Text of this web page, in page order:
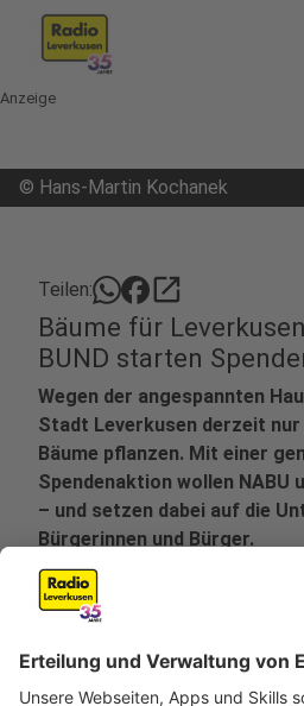
Anzeige
© Hans-Martin Kochanek
Teilen: open_in_new
Bäume für
BUND starten
Wegen der angespannten
Stadt Leverkusen derzeit
Bäume pflanzen. Mit einer
Spendenaktion wollen NABU
– und setzen dabei auf die
Bürgerinnen und Bürger.
Veröffentlicht:
Anzeige